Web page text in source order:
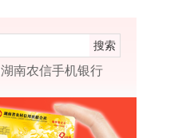
搜索
湖南农信手机银行